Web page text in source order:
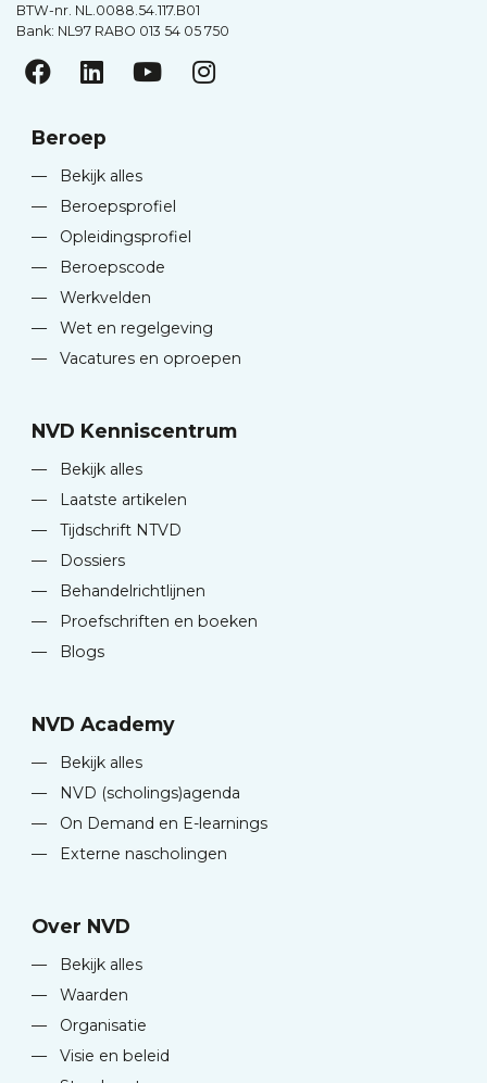
BTW-nr. NL.0088.54.117.B01
Bank: NL97 RABO 013 54 05 750
Beroep
—
Bekijk alles
—
Beroepsprofiel
—
Opleidingsprofiel
—
Beroepscode
—
Werkvelden
—
Wet en regelgeving
—
Vacatures en oproepen
NVD Kenniscentrum
—
Bekijk alles
—
Laatste artikelen
—
Tijdschrift NTVD
—
Dossiers
—
Behandelrichtlijnen
—
Proefschriften en boeken
—
Blogs
NVD Academy
—
Bekijk alles
—
NVD (scholings)agenda
—
On Demand en E-learnings
—
Externe nascholingen
Over NVD
—
Bekijk alles
—
Waarden
—
Organisatie
—
Visie en beleid